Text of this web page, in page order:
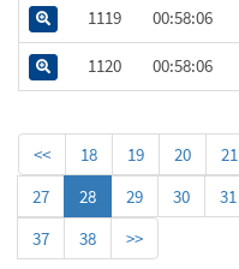
1119 00:58:06
1120 00:58:06
<< 18 19 20 21
27
28 29 30 31
37
38 >>